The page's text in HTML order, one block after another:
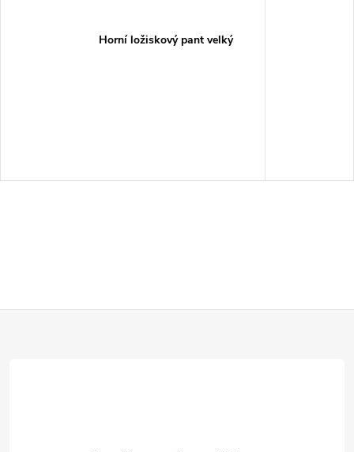
Horní ložiskový pant velký